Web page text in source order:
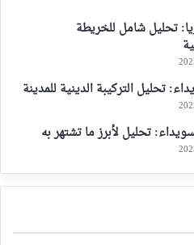
تحليل شامل للخريطة
تحليل التركيبة الدينية للمدينة
تحليل لأبرز ما تشتهر به